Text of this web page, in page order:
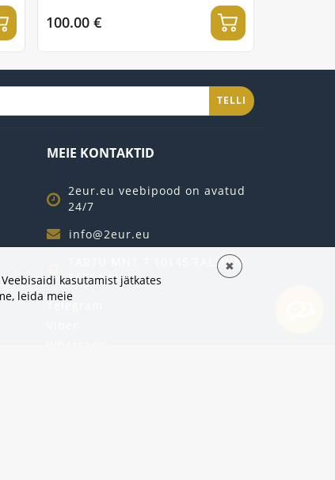
100.00 €
TELLI
MEIE KONTAKTID
2eur.eu veebipood on avatud
24/7
info@2eur.eu
TARTU MNT 7 10145 TALLINN
ESTONIA
Telegram
kasutamist jätkates
leida meie
✖